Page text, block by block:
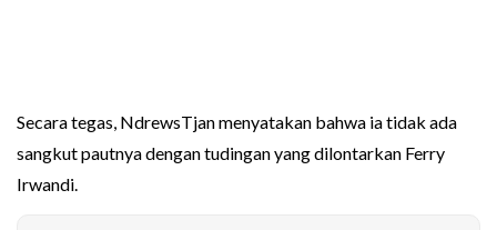
Secara tegas, NdrewsTjan menyatakan bahwa ia tidak ada
sangkut pautnya dengan tudingan yang dilontarkan Ferry
Irwandi.